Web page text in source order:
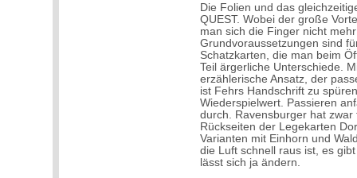
Die Folien und das
QUEST. Wobei der große
man sich die Finger nicht
Grundvoraussetzungen sind
Schatzkarten, die man beim
Teil ärgerliche Unterschiede.
erzählerische Ansatz, der
ist Fehrs Handschrift zu
Wiederspielwert. Passieren
durch. Ravensburger hat
Rückseiten der Legekarten
Varianten mit Einhorn und
die Luft schnell raus ist, es
lässt sich ja ändern.